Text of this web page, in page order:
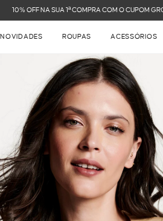
FRETE GRÁTIS NAS COMPRAS ACIMA DE
NOVIDADES ROUPAS ACESSÓRIOS